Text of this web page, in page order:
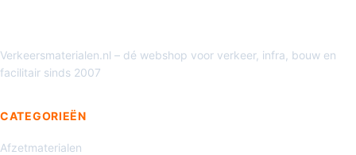
Verkeersmaterialen.nl – dé webshop voor verkeer, infra, bouw en
facilitair sinds 2007
CATEGORIEËN
Afzetmaterialen